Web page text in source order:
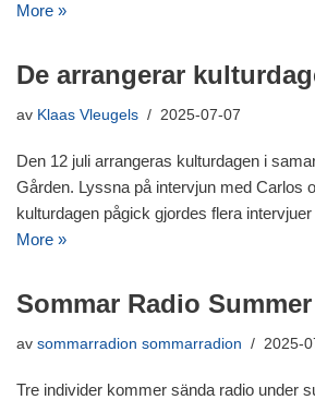
More »
De arrangerar
av Klaas Vleugels 2025-07-07
Den 12 juli arrangeras kulturdagen i
Gården. Lyssna på intervjun med Carlos
kulturdagen pågick gjordes flera
More »
Sommar Radio
av sommarradion sommarradion 2025-
Tre individer kommer sända radio under